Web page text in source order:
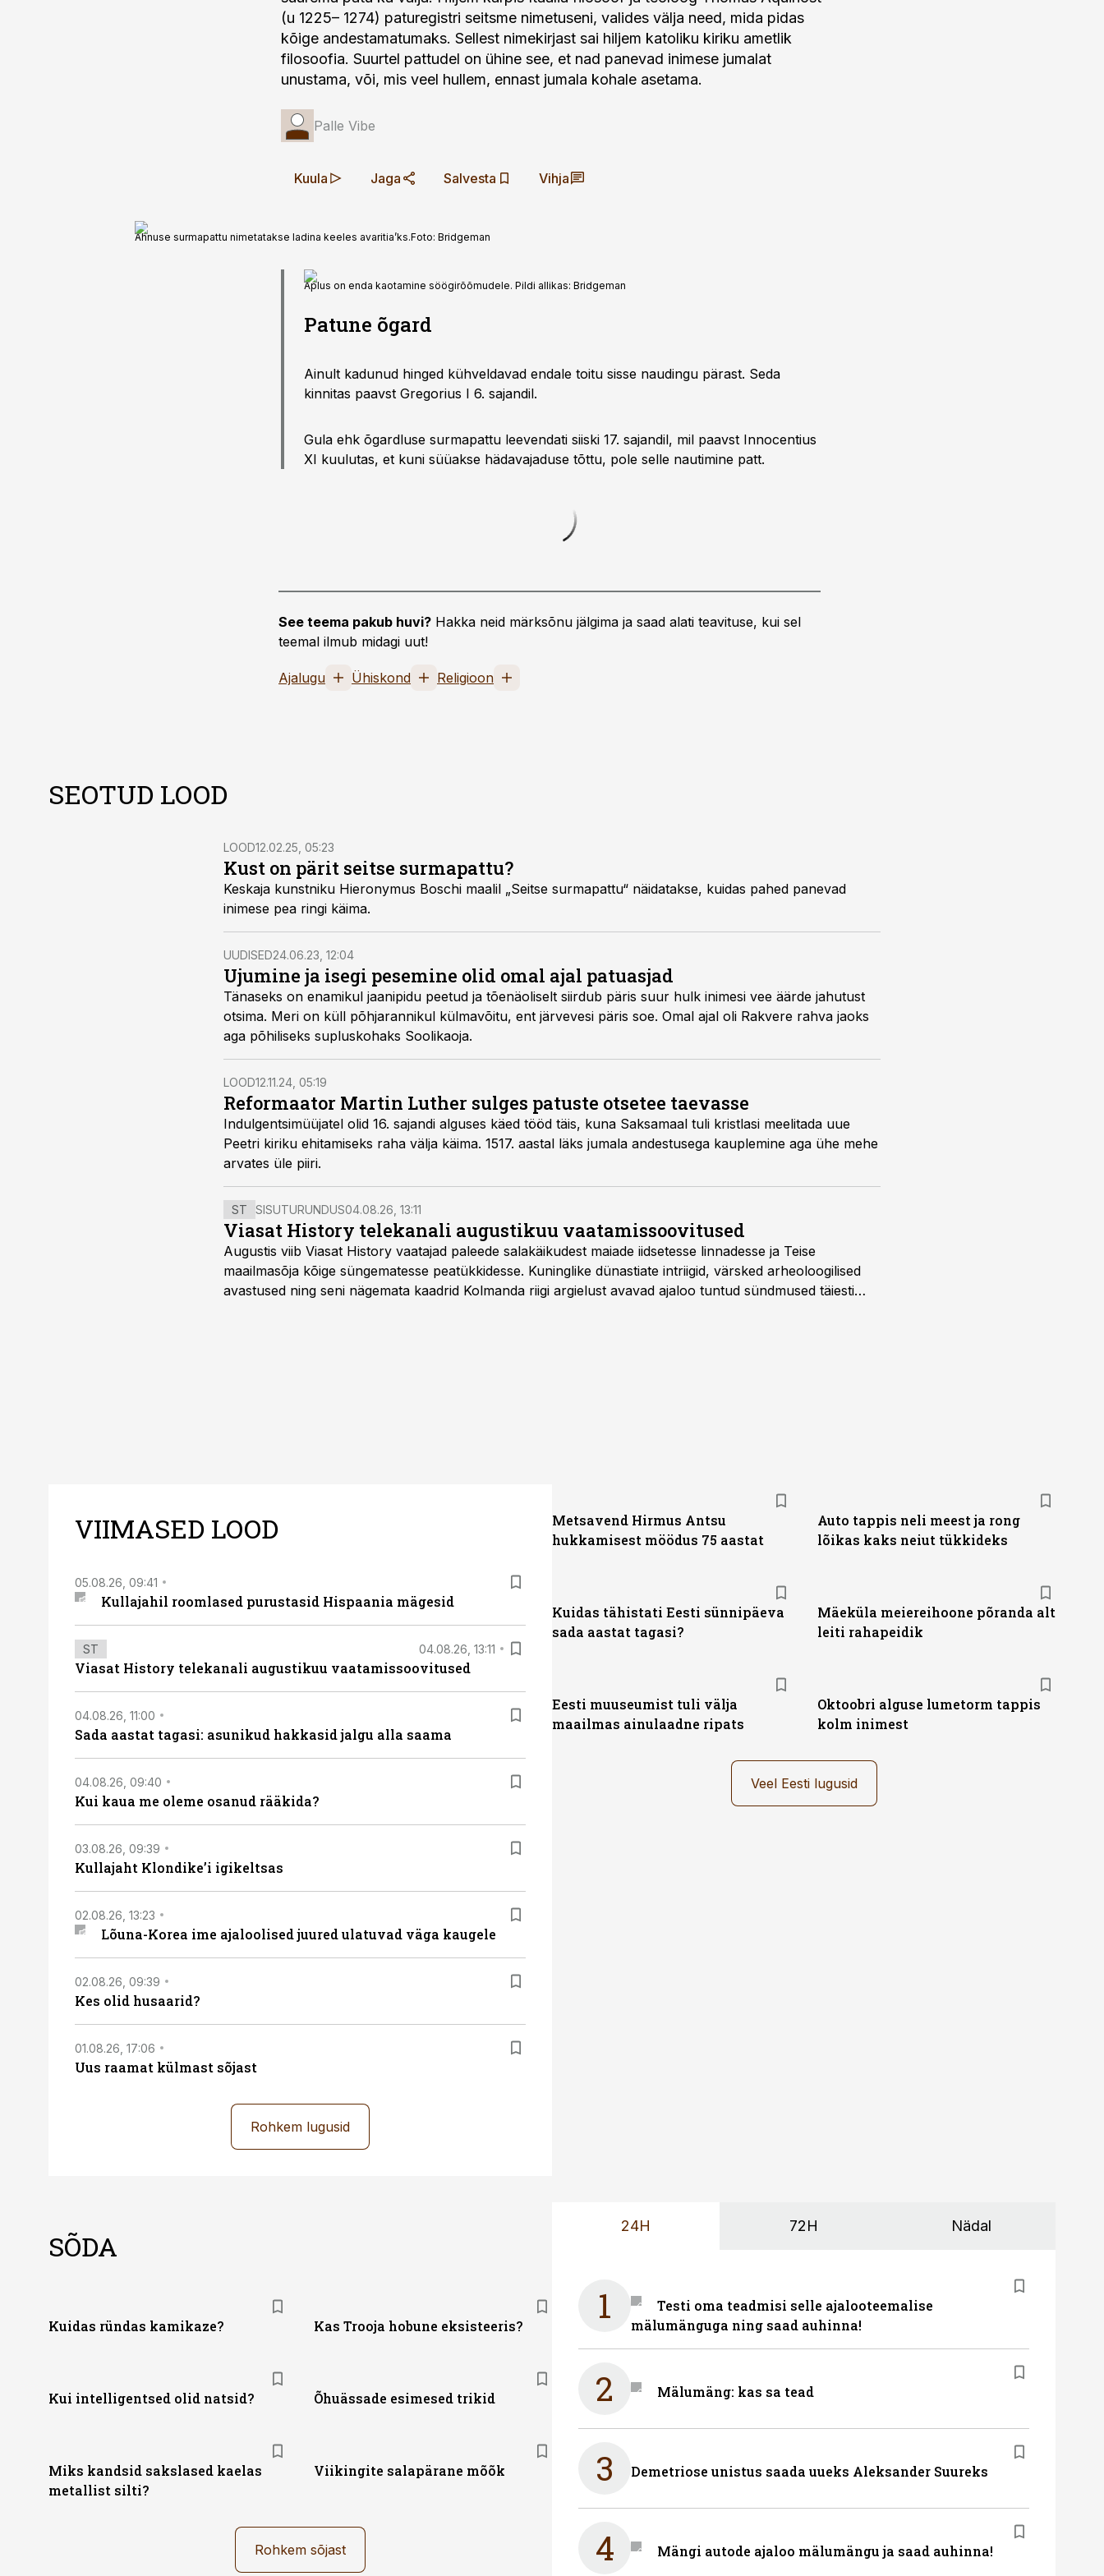
(u 1225– 1274) paturegistri seitsme nimetuseni, valides välja need, mida pidas
kõige andestamatumaks. Sellest nimekirjast sai hiljem katoliku kiriku ametlik
filosoofia. Suurtel pattudel on ühine see, et nad panevad inimese jumalat
unustama, või, mis veel hullem, ennast jumala kohale asetama.
Palle Vibe
Kuula Jaga Salvesta Vihja
Ahnuse surmapattu nimetatakse ladina keeles avaritia’ks.Foto: Bridgeman
Aplus on enda kaotamine söögirõõmudele. Pildi allikas: Bridgeman
Patune õgard
Ainult kadunud hinged kühveldavad endale toitu sisse naudingu pärast. Seda
kinnitas paavst Gregorius I 6. sajandil.
Gula ehk õgardluse surmapattu leevendati siiski 17. sajandil, mil paavst Innocentius
XI kuulutas, et kuni süüakse hädavajaduse tõttu, pole selle nautimine patt.
See teema pakub huvi? Hakka neid märksõnu jälgima ja saad alati teavituse, kui sel
teemal ilmub midagi uut!
Ajalugu Ühiskond Religioon
SEOTUD LOOD
LOOD12.02.25, 05:23
Kust on pärit seitse surmapattu?
Keskaja kunstniku Hieronymus Boschi maalil „Seitse surmapattu“ näidatakse, kuidas pahed panevad
inimese pea ringi käima.
UUDISED24.06.23, 12:04
Ujumine ja isegi pesemine olid omal ajal patuasjad
Tänaseks on enamikul jaanipidu peetud ja tõenäoliselt siirdub päris suur hulk inimesi vee äärde jahutust
otsima. Meri on küll põhjarannikul külmavõitu, ent järvevesi päris soe. Omal ajal oli Rakvere rahva jaoks
aga põhiliseks supluskohaks Soolikaoja.
LOOD12.11.24, 05:19
Reformaator Martin Luther sulges patuste otsetee taevasse
Indulgentsimüüjatel olid 16. sajandi alguses käed tööd täis, kuna Saksamaal tuli kristlasi meelitada uue
Peetri kiriku ehitamiseks raha välja käima. 1517. aastal läks jumala andestusega kauplemine aga ühe mehe
arvates üle piiri.
ST SISUTURUNDUS04.08.26, 13:11
Viasat History telekanali augustikuu vaatamissoovitused
Augustis viib Viasat History vaatajad paleede salakäikudest maiade iidsetesse linnadesse ja Teise
maailmasõja kõige süngematesse peatükkidesse. Kuninglike dünastiate intriigid, värsked arheoloogilised
avastused ning seni nägemata kaadrid Kolmanda riigi argielust avavad ajaloo tuntud sündmused täiesti
VIIMASED LOOD
05.08.26, 09:41
Kullajahil roomlased purustasid Hispaania mägesid
ST 04.08.26, 13:11
Viasat History telekanali augustikuu vaatamissoovitused
04.08.26, 11:00
Sada aastat tagasi: asunikud hakkasid jalgu alla saama
04.08.26, 09:40
Kui kaua me oleme osanud rääkida?
03.08.26, 09:39
Kullajaht Klondike’i igikeltsas
02.08.26, 13:23
Lõuna-Korea ime ajaloolised juured ulatuvad väga kaugele
02.08.26, 09:39
Kes olid husaarid?
01.08.26, 17:06
Uus raamat külmast sõjast
Rohkem lugusid
Metsavend Hirmus Antsu
hukkamisest möödus 75 aastat
Auto tappis neli meest ja rong
lõikas kaks neiut tükkideks
Kuidas tähistati Eesti sünnipäeva
sada aastat tagasi?
Mäeküla meiereihoone põranda alt
leiti rahapeidik
Eesti muuseumist tuli välja
maailmas ainulaadne ripats
Oktoobri alguse lumetorm tappis
kolm inimest
Veel Eesti lugusid
SÕDA
Kuidas ründas kamikaze? Kas Trooja hobune eksisteeris?
Kui intelligentsed olid natsid? Õhuässade esimesed trikid
Miks kandsid sakslased kaelas
metallist silti?
Viikingite salapärane mõõk
Rohkem sõjast
24H 72H Nädal
1
Testi oma teadmisi selle ajalooteemalise
mälumänguga ning saad auhinna!
2 Mälumäng: kas sa tead
3 Demetriose unistus saada uueks Aleksander Suureks
4 Mängi autode ajaloo mälumängu ja saad auhinna!